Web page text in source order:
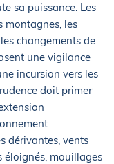
sa puissance. Les
montagnes, les
changements de
une vigilance
incursion vers les
doit primer
dérivantes, vents
éloignés, mouillages